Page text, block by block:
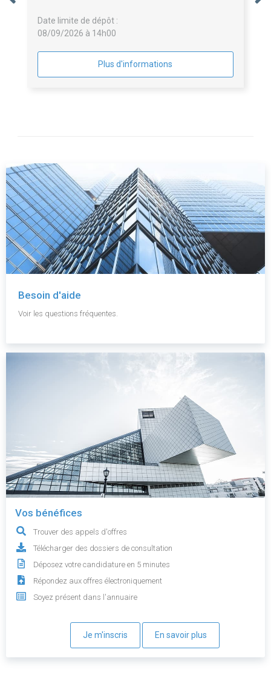
Date limite de dépôt :
08/09/2026 à 14h00
Plus d'informations
Besoin d'aide
Voir les questions fréquentes.
Vos bénéfices
Trouver des appels d'offres
Télécharger des dossiers de consultation
Déposez votre candidature en 5 minutes
Répondez aux offres électroniquement
Soyez présent dans l'annuaire
Je m'inscris En savoir plus